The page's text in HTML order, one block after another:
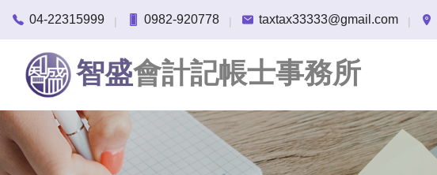
04-22315999 | 0982-920778 | taxtax33333@gmail.com |
智盛會計記帳士事務所